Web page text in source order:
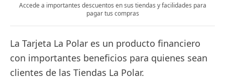
Accede a importantes descuentos en sus tiendas y facilidades para
pagar tus compras
La Tarjeta La Polar es un producto financiero
con importantes beneficios para quienes sean
clientes de las Tiendas La Polar.